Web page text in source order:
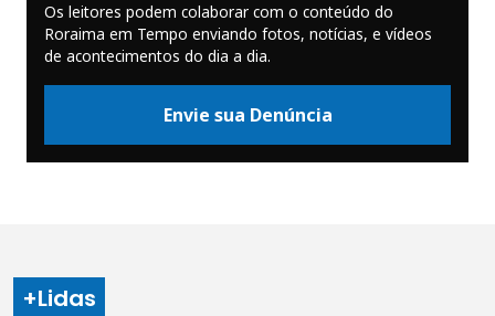
Os leitores podem colaborar com o conteúdo do
Roraima em Tempo enviando fotos, notícias, e vídeos
de acontecimentos do dia a dia.
Envie sua Denúncia
+Lidas